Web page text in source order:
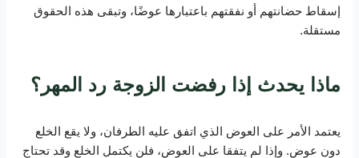
إسقاط حضانتهم أو نفقتهم باعتبارها عوضًا، وتبقى هذه الحقوق
مستقلة.
ماذا يحدث إذا رفضت الزوجة رد المهر؟
يعتمد الأمر على العوض الذي اتفق عليه الطرفان، ولا يقع الخلع
دون عوض. وإذا لم يتفقا على العوض، فلن يكتمل الخلع وقد تحتاج